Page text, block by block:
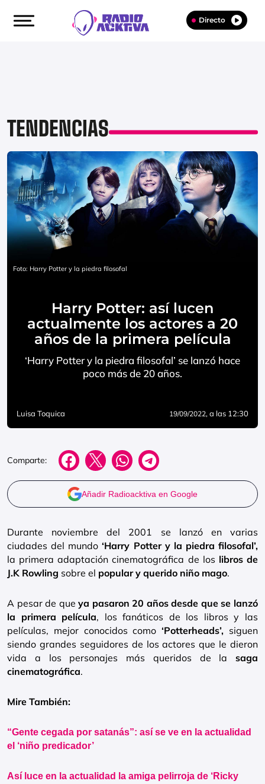
Directo
TENDENCIAS
Foto: Harry Potter y la piedra filosofal
Harry Potter: así lucen
actualmente los actores a 20
años de la primera película
‘Harry Potter y la piedra filosofal’ se lanzó hace
poco más de 20 años.
Luisa Toquica 19/09/2022, a las 12:30
Comparte:
Añadir Radioacktiva en Google
Durante noviembre del 2001 se lanzó en varias
ciudades del mundo‘Harry Potter y la piedra filosofal’,
la primera adaptación cinematográfica de los libros de
J.K Rowling sobre el popular y querido niño mago.
A pesar de queya pasaron 20 años desde que se lanzó
la primera película, los fanáticos de los libros y las
películas, mejor conocidos como‘Potterheads’, siguen
siendo grandes seguidores de los actores que le dieron
vida a los personajes más queridos de la saga
cinematográfica.
Mire También:
“Gente cegada por satanás”: así se ve en la actualidad
el ‘niño predicador’
Así luce en la actualidad la amiga pelirroja de ‘Ricky